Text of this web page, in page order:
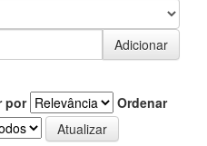
por
Ordenar